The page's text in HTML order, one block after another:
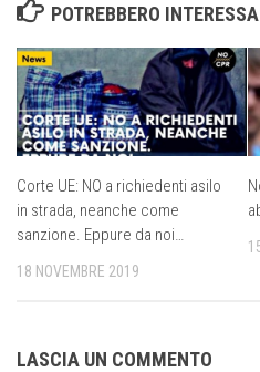
POTREBBERO
Corte UE: NO a richiedenti asilo
in strada, neanche come
sanzione. Eppure da noi…
18 NOVEMBRE 2019
LASCIA UN COMMENTO